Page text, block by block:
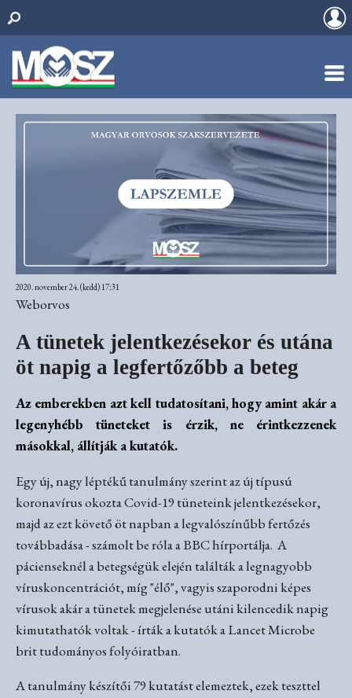
2020. november 24. (kedd) 17:31
Weborvos
A tünetek jelentkezésekor és utána
öt napig a legfertőzőbb a beteg
Az emberekben azt kell tudatosítani, hogy amint akár a
legenyhébb tüneteket is érzik, ne érintkezzenek
másokkal, állítják a kutatók.
Egy új, nagy léptékű tanulmány szerint az új típusú
koronavírus okozta Covid-19 tüneteink jelentkezésekor,
majd az ezt követő öt napban a legvalószínűbb fertőzés
továbbadása - számolt be róla a BBC hírportálja. A
pácienseknél a betegségük elején találták a legnagyobb
víruskoncentrációt, míg "élő", vagyis szaporodni képes
vírusok akár a tünetek megjelenése utáni kilencedik napig
kimutathatók voltak - írták a kutatók a Lancet Microbe
brit tudományos folyóiratban.
A tanulmány készítői 79 kutatást elemeztek, ezek teszttel